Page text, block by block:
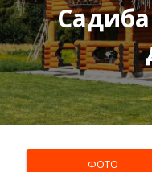
Дитячі табори
Магазини
Нерухомість
ФОТО